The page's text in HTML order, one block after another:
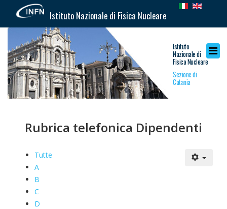
Istituto Nazionale di Fisica Nucleare
Istituto
Nazionale di
Fisica Nucleare
Sezione di
Catania
Rubrica telefonica Dipendenti
Tutte
A
B
C
D